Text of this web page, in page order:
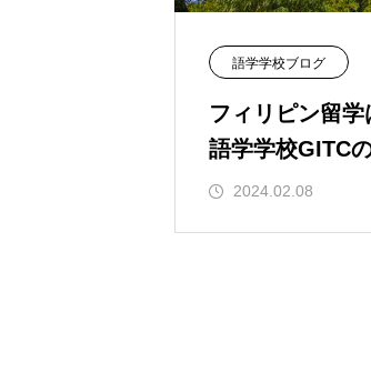
語学学校ブログ
フィリピン留
語学学校GITC
2024.02.08